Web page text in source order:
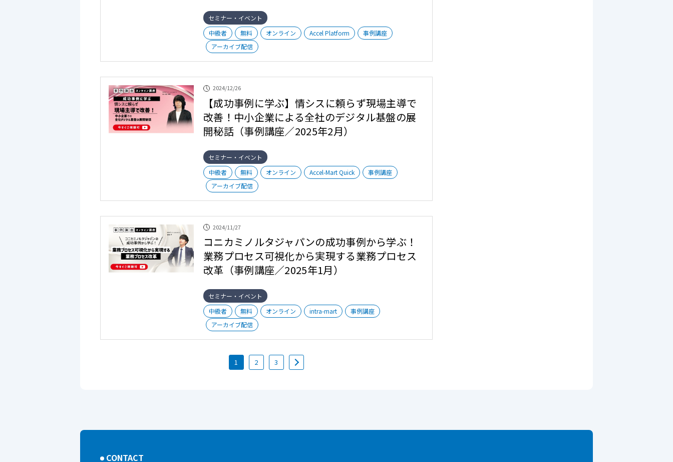
セミナー・イベント
中級者
無料 オンライン Accel Platform
事例講座
アーカイブ配信
2024/12/26
【成功事例に学ぶ】情シスに頼らず現場主導で
改善！中小企業による全社のデジタル基盤の展
開秘話（事例講座／2025年2月）
セミナー・イベント
中級者
無料 オンライン Accel-Mart Quick
事例講座
アーカイブ配信
2024/11/27
コニカミノルタジャパンの成功事例から学ぶ！
業務プロセス可視化から実現する業務プロセス
改革（事例講座／2025年1月）
セミナー・イベント
中級者
無料 オンライン intra-mart
事例講座
アーカイブ配信
1 2 3
CONTACT